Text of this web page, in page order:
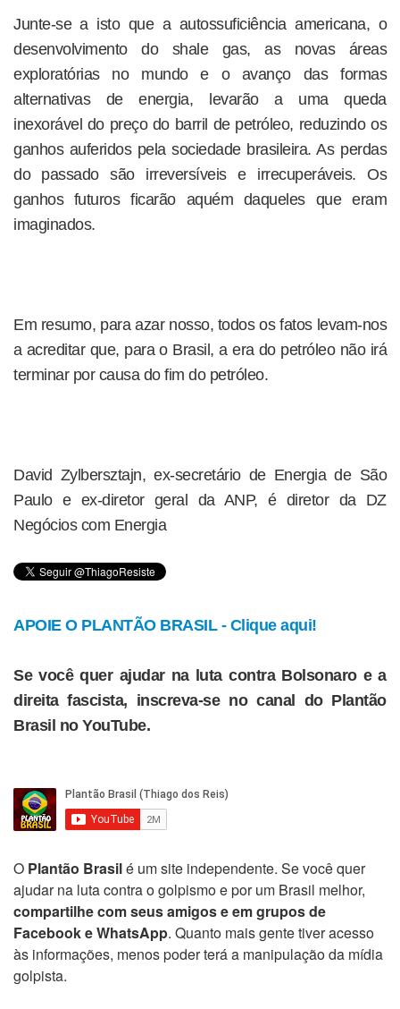
Junte-se a isto que a autossuficiência americana, o
desenvolvimento do shale gas, as novas áreas
exploratórias no mundo e o avanço das formas
alternativas de energia, levarão a uma queda
inexorável do preço do barril de petróleo, reduzindo os
ganhos auferidos pela sociedade brasileira. As perdas
do passado são irreversíveis e irrecuperáveis. Os
ganhos futuros ficarão aquém daqueles que eram
imaginados.
Em resumo, para azar nosso, todos os fatos levam-nos
a acreditar que, para o Brasil, a era do petróleo não irá
terminar por causa do fim do petróleo.
David Zylbersztajn, ex-secretário de Energia de São
Paulo e ex-diretor geral da ANP, é diretor da DZ
Negócios com Energia
APOIE O PLANTÃO BRASIL - Clique aqui!
Se você quer ajudar na luta contra Bolsonaro e a
direita fascista, inscreva-se no canal do Plantão
Brasil no YouTube.
O Plantão Brasilé um site independente. Se você quer
ajudar na luta contra o golpismo e por um Brasil melhor,
compartilhe com seus amigos e em grupos de
Facebook e WhatsApp. Quanto mais gente tiver acesso
às informações, menos poder terá a manipulação da mídia
golpista.